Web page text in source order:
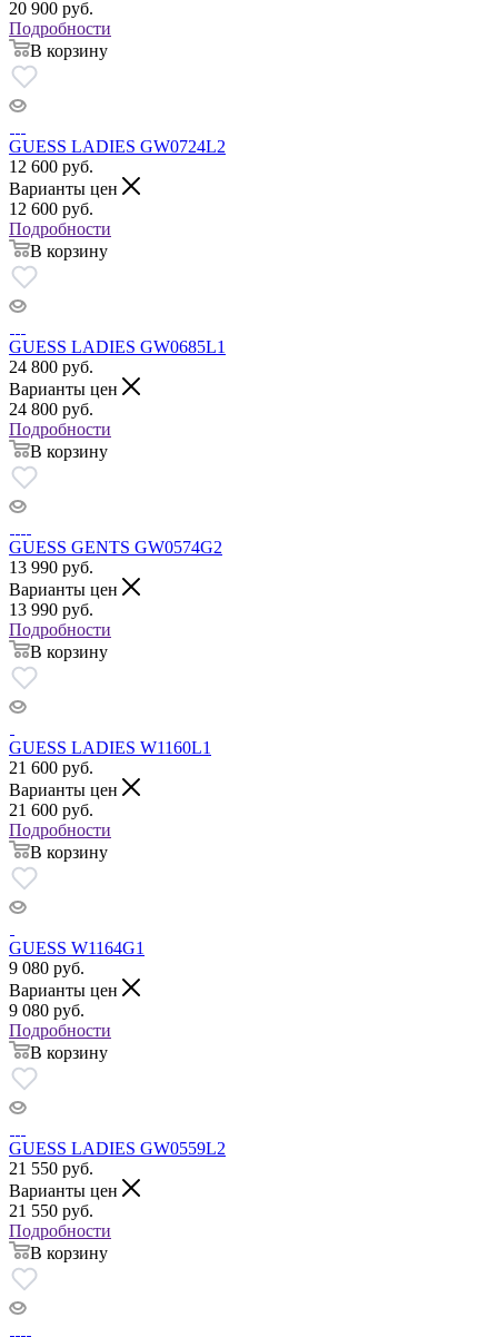
20 900 руб.
Подробности
В корзину
GUESS LADIES GW0724L2
12 600 руб.
Варианты цен
12 600 руб.
Подробности
В корзину
GUESS LADIES GW0685L1
24 800 руб.
Варианты цен
24 800 руб.
Подробности
В корзину
GUESS GENTS GW0574G2
13 990 руб.
Варианты цен
13 990 руб.
Подробности
В корзину
GUESS LADIES W1160L1
21 600 руб.
Варианты цен
21 600 руб.
Подробности
В корзину
GUESS W1164G1
9 080 руб.
Варианты цен
9 080 руб.
Подробности
В корзину
GUESS LADIES GW0559L2
21 550 руб.
Варианты цен
21 550 руб.
Подробности
В корзину